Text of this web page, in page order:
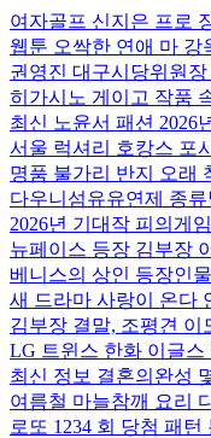
여자골프 신지은 프로
웹툰 오싹한 연애 마 강
권영진 대구시당위원
히가시노 게이고 작품
최신 노윤서 패션 2026
서울 럭셔리 호캉스 포
명품 불가리 반지 오래
다우니섬유유연제 종
2026년 기대작 피의게
뉴페이스 등장 김부장
베니스의 상인 등장인
새 드라마 사랑이 온다
김부장 결말, 조평견
LG 트윈스 한화 이글스
최신 정보 결혼의완성
여름철 마늘참깨 요리
로또 1234 회 당첨 패